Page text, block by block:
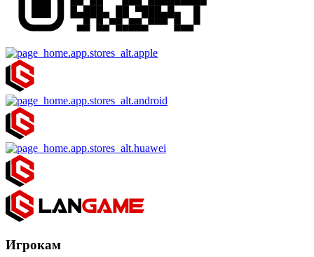
Игрокам